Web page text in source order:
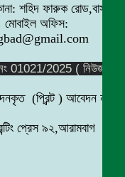
শহিদ ফারুক রোড,বাসা
মোবাইল অফিস:
নং 01021/2025 ( নিউজ
(প্রিন্ট ) আবেদন নং
প্রেস ৯২,আরামবাগ